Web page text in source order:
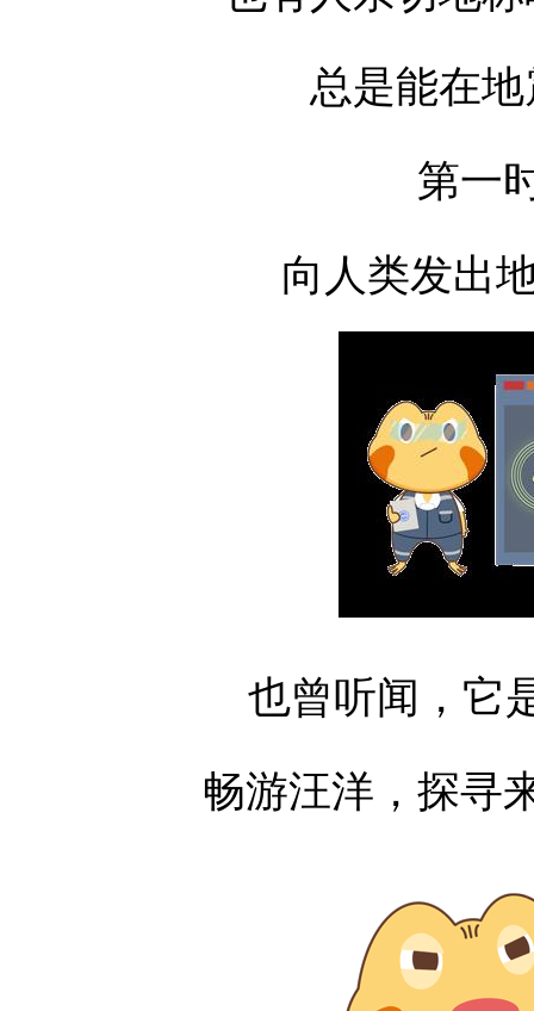
总是能在
第一
向人类发出
也曾听闻，它
畅游汪洋，探寻